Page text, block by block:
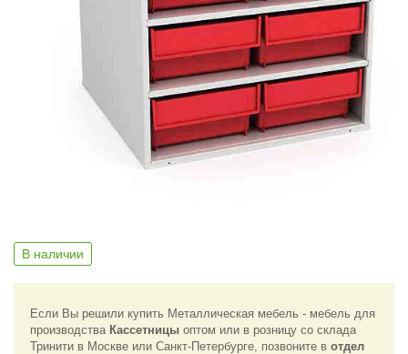
В наличии
Если Вы решили купить Металлическая мебель - мебель для
производства Кассетницы оптом или в розницу со склада
Тринити в Москве или Санкт-Петербурге, позвоните в отдел